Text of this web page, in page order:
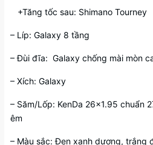
+Tăng tốc sau: Shimano Tourney
– Líp: Galaxy 8 tầng
– Đùi đĩa: Galaxy chống mài mòn
– Xích: Galaxy
– Săm/Lốp: KenDa 26×1.95 chuẩn
êm
– Màu sắc: Đen xanh dương, trắng